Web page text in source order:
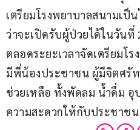
เตรียมโรงพยาบาลสนามเป็
ว่าจะเปิดรับผู้ป่วยได้ในวันที่
ตลอดระยะเวลาจัดเตรียมโ
มีพี่น้องประชาชน ผู้มีจิตศรัท
ช่วยเหลือ ทั้งพัดลม น้ำดื่ม
ความสะดวกให้กับประชาช